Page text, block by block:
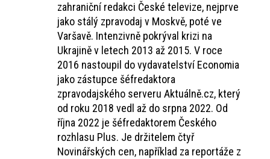
zahraniční redakci České televize, nejprve
jako stálý zpravodaj v Moskvě, poté ve
Varšavě. Intenzivně pokrýval krizi na
Ukrajině v letech 2013 až 2015. V roce
2016 nastoupil do vydavatelství Economia
jako zástupce šéfredaktora
zpravodajského serveru Aktuálně.cz, který
od roku 2018 vedl až do srpna 2022. Od
října 2022 je šéfredaktorem Českého
rozhlasu Plus. Je držitelem čtyř
Novinářských cen, například za reportáže z